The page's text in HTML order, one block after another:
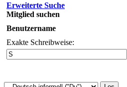
Erweiterte Suche
Mitglied suchen
Benutzername
Exakte Schreibweise: